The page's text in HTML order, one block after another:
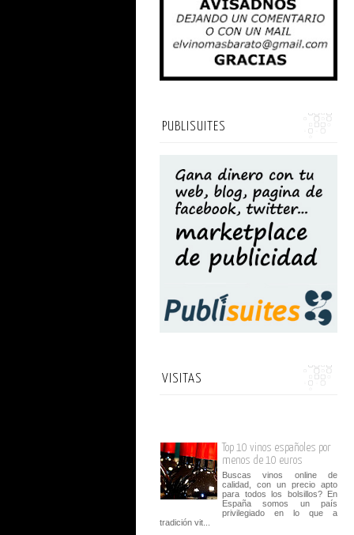
PUBLISUITES
VISITAS
Top 10 vinos españoles por
menos de 10 euros
Buscas vinos online de
calidad, con un precio apto
para todos los bolsillos? En
España somos un país
privilegiado en lo que a
tradición vit...